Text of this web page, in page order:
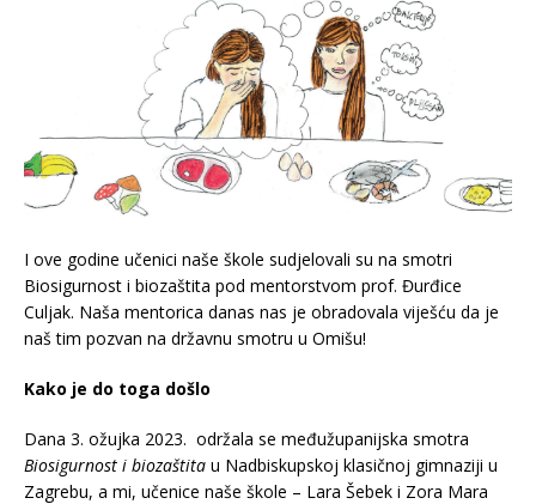
I ove godine učenici naše škole sudjelovali su na smotri
Biosigurnost i biozaštita pod mentorstvom prof. Đurđice
Culjak. Naša mentorica danas nas je obradovala viješću da je
naš tim pozvan na državnu smotru u Omišu!
Kako je do toga došlo
Dana 3. ožujka 2023. održala se međužupanijska smotra
Biosigurnost i biozaštita u Nadbiskupskoj klasičnoj gimnaziji u
Zagrebu, a mi, učenice naše škole – Lara Šebek i Zora Mara